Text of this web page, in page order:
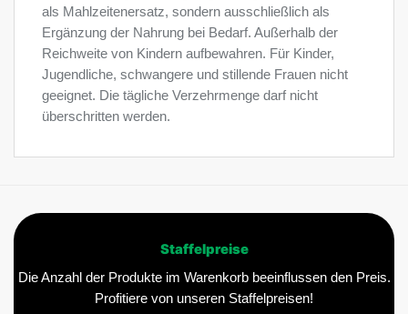
als Mahlzeitenersatz, sondern ausschließlich als
Ergänzung der Nahrung bei Bedarf. Außerhalb der
Reichweite von Kindern aufbewahren. Für Kinder,
Jugendliche, schwangere und stillende Frauen nicht
geeignet. Die tägliche Verzehrmenge darf nicht
überschritten werden.
Staffelpreise
Die Anzahl der Produkte im Warenkorb beeinflussen den Preis.
Profitiere von unseren Staffelpreisen!